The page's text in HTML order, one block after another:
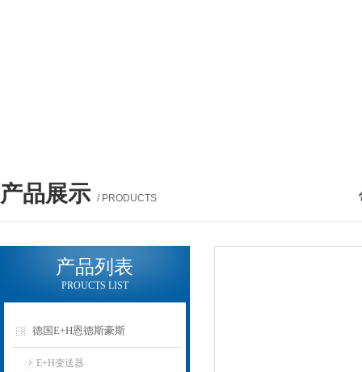
产品展示 / PRODUCTS
产品列表
PROUCTS LIST
德国E+H恩德斯豪斯
E+H变送器